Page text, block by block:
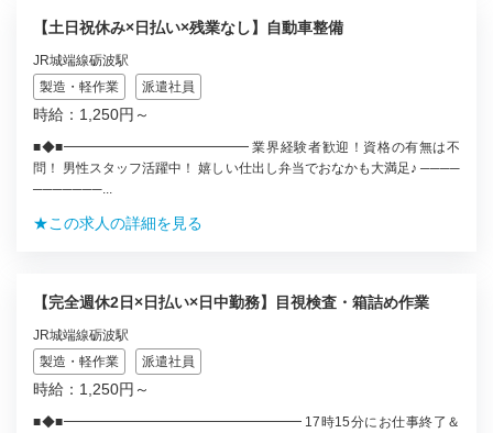
【土日祝休み×日払い×残業なし】自動車整備
JR城端線砺波駅
製造・軽作業
派遣社員
時給：1,250円～
■◆■━━━━━━━━━━━━━━ 業界経験者歓迎！資格の有無は不
問！ 男性スタッフ活躍中！ 嬉しい仕出し弁当でおなかも大満足♪ ────
───────...
★この求人の詳細を見る
【完全週休2日×日払い×日中勤務】目視検査・箱詰め作業
JR城端線砺波駅
製造・軽作業
派遣社員
時給：1,250円～
■◆■━━━━━━━━━━━━━━━━━━ 17時15分にお仕事終了＆